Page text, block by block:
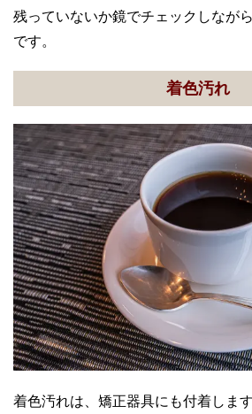
残っていないか鏡でチェックしなが
です。
着色汚れ
着色汚れは、矯正器具にも付着しま